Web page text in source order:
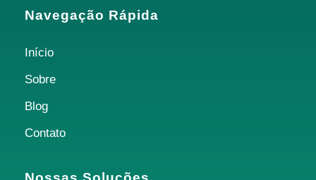
Navegação Rápida
Início
Sobre
Blog
Contato